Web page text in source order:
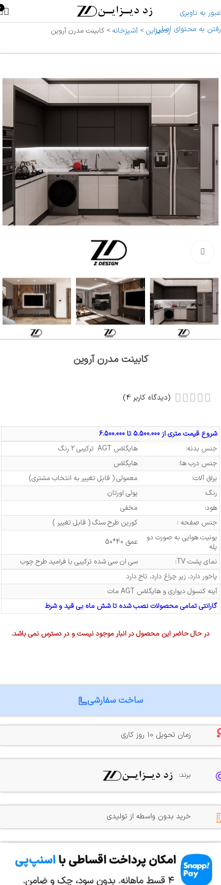
عبور به ناوبری
رفتن به محتوای اصلی
0
زددیزاین > آشپزخانه > کابینت مدرن آروین
کابینت مدرن آروین
(دیدگاه کاربر 4
)
شروع قیمت متری از 5.500.000 تا 6.500.000
جنس بدنه:
هایگلاس AGT ترکیبی 2 رنگ
جنس درب ها:
هایگلاس
یراق آلات:
معمولی ( قابل تغییر به انتخاب مشتری)
رنگ:
پولی اورتان
هود:
مخفی
جنس صفحه :
کورین طرح سنگ ( قابل تغییر )
یونیت هوایی به صورت دو
پله
عمق 40*50
نمای پشت TV:
سی ان سی شده ترکیبی با فرامید طرح چوب
پاخور دارد، زیر چراغ دارد، تاج دارد
آینه کنسول دیواری و هایگلاس AGT مات
گارانتی تمامی محصولات نصب شده تا شش ماه بی قید و شرط
در حال حاضر این محصول در انبار موجود نیست و در دسترس نمی باشد.
ساخت سفارشی
زمان تحویل 10 روز کاری
برند:
خرید بدون واسطه از تولیدی